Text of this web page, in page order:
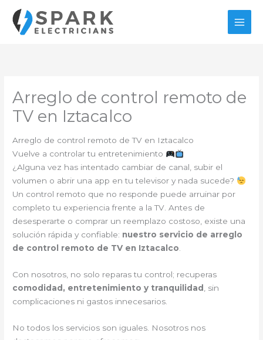
contenido
Arreglo de control remoto de
TV en Iztacalco
Arreglo de control remoto de TV en Iztacalco
Vuelve a controlar tu entretenimiento
¿Alguna vez has intentado cambiar de canal, subir el
volumen o abrir una app en tu televisor y nada sucede?
Un control remoto que no responde puede arruinar por
completo tu experiencia frente a la TV. Antes de
desesperarte o comprar un reemplazo costoso, existe una
solución rápida y confiable: nuestro servicio de arreglo
de control remoto de TV en Iztacalco.
Con nosotros, no solo reparas tu control; recuperas
comodidad, entretenimiento y tranquilidad
, sin
complicaciones ni gastos innecesarios.
No todos los servicios son iguales. Nosotros nos